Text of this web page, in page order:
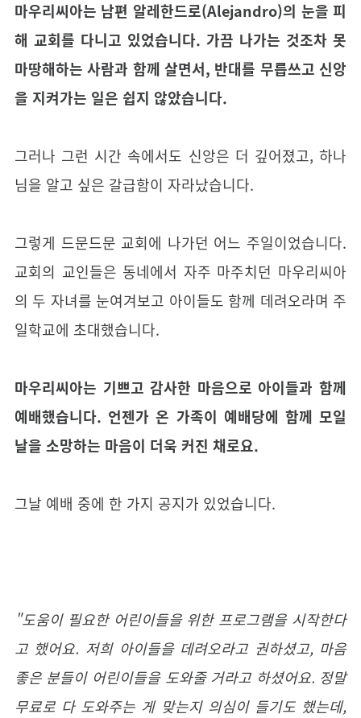
마우리씨아는 남편 알레한드로(Alejandro)의 눈을 피
해 교회를 다니고 있었습니다. 가끔 나가는 것조차 못
마땅해하는 사람과 함께 살면서, 반대를 무릅쓰고 신앙
을 지켜가는 일은 쉽지 않았습니다.
그러나 그런 시간 속에서도 신앙은 더 깊어졌고, 하나
님을 알고 싶은 갈급함이 자라났습니다.
그렇게 드문드문 교회에 나가던 어느 주일이었습니다.
교회의 교인들은 동네에서 자주 마주치던 마우리씨아
의 두 자녀를 눈여겨보고 아이들도 함께 데려오라며 주
일학교에 초대했습니다.
마우리씨아는 기쁘고 감사한 마음으로 아이들과 함께
예배했습니다. 언젠가 온 가족이 예배당에 함께 모일
날을 소망하는 마음이 더욱 커진 채로요.
그날 예배 중에 한 가지 공지가 있었습니다.
"도움이 필요한 어린이들을 위한 프로그램을 시작한다
고 했어요. 저희 아이들을 데려오라고 권하셨고, 마음
좋은 분들이 어린이들을 도와줄 거라고 하셨어요. 정말
무료로 다 도와주는 게 맞는지 의심이 들기도 했는데,